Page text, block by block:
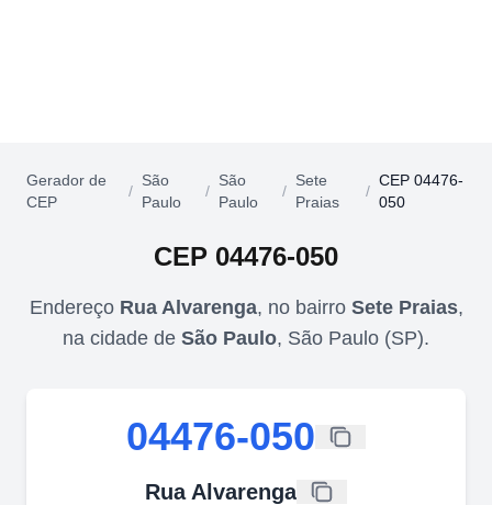
Gerador de
CEP
/
São
Paulo
/
São
Paulo
/
Sete
Praias
/
CEP 04476-
050
CEP 04476-050
Endereço Rua Alvarenga, no bairro Sete Praias,
na cidade de São Paulo, São Paulo (SP).
04476-050
Rua Alvarenga